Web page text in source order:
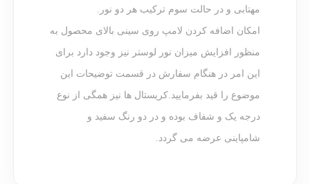
مهتابی و در حالت سوم ترکیب هر دو نور.
امکان اضافه کردن لامپ روی سینی بالای محصول به
منظور افزایش میزان نور لوستر نیز وجود دارد برای
این امر در هنگام سفارش در قسمت توضیحات این
موضوع را قید بفرمایید.کریستال ها نیز همگی از نوع
درجه یک و شفاف بوده و در دو رنگ سفید و
شامپاینی عرضه می گردد.